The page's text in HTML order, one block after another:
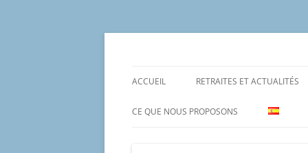
Aller
ACCUEIL RETRAITES ET ACTUALITÉS
CE QUE NOUS PROPOSONS